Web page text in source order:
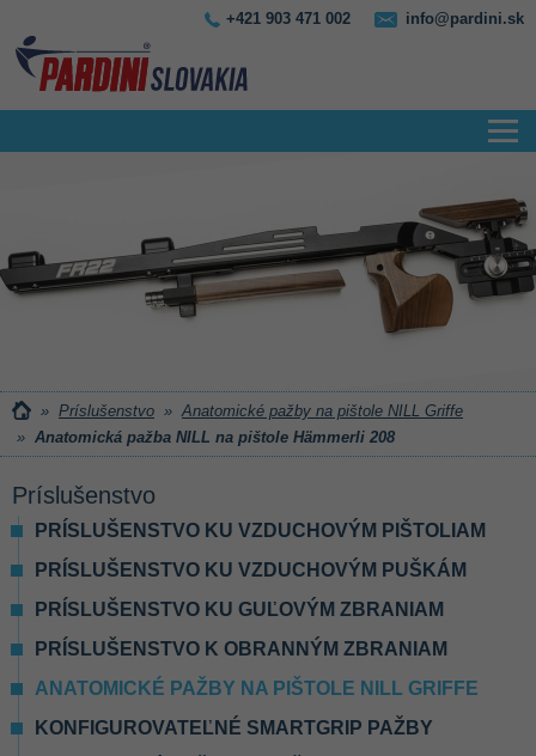
+421 903 471 002 info@pardini.sk
» Príslušenstvo »Anatomické pažby na pištole NILL Griffe
» Anatomická pažba NILL na pištole Hämmerli 208
Príslušenstvo
PRÍSLUŠENSTVO KU VZDUCHOVÝM PIŠTOLIAM
PRÍSLUŠENSTVO KU VZDUCHOVÝM PUŠKÁM
PRÍSLUŠENSTVO KU GUĽOVÝM ZBRANIAM
PRÍSLUŠENSTVO K OBRANNÝM ZBRANIAM
ANATOMICKÉ PAŽBY NA PIŠTOLE NILL GRIFFE
KONFIGUROVATEĽNÉ SMARTGRIP PAŽBY